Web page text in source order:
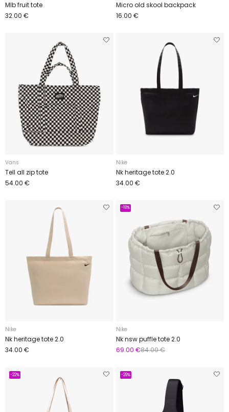
Mlb fruit tote
32.00 €
Micro old skool backpack
16.00 €
Vans
Tell all zip tote
54.00 €
Nike
Nk heritage tote 2.0
34.00 €
Nike
Nk heritage tote 2.0
34.00 €
-18%
Nike
Nk nsw puffle tote 2.0
69.00 €84.00 €
-22% -29%